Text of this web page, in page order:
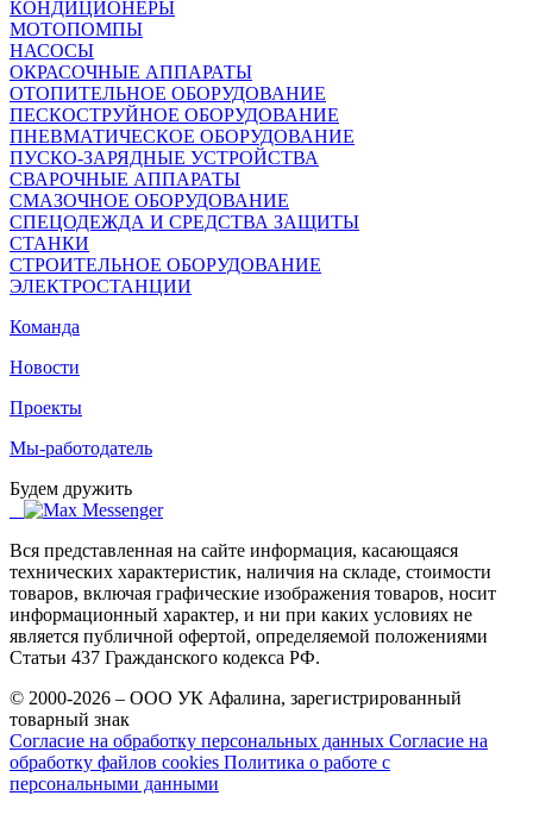
КОНДИЦИОНЕРЫ
МОТОПОМПЫ
НАСОСЫ
ОКРАСОЧНЫЕ АППАРАТЫ
ОТОПИТЕЛЬНОЕ ОБОРУДОВАНИЕ
ПЕСКОСТРУЙНОЕ ОБОРУДОВАНИЕ
ПНЕВМАТИЧЕСКОЕ ОБОРУДОВАНИЕ
ПУСКО-ЗАРЯДНЫЕ УСТРОЙСТВА
СВАРОЧНЫЕ АППАРАТЫ
СМАЗОЧНОЕ ОБОРУДОВАНИЕ
СПЕЦОДЕЖДА И СРЕДСТВА ЗАЩИТЫ
СТАНКИ
СТРОИТЕЛЬНОЕ ОБОРУДОВАНИЕ
ЭЛЕКТРОСТАНЦИИ
Команда
Новости
Проекты
Мы-работодатель
Будем дружить
Вся представленная на сайте информация, касающаяся
технических характеристик, наличия на складе, стоимости
товаров, включая графические изображения товаров, носит
информационный характер, и ни при каких условиях не
является публичной офертой, определяемой положениями
Статьи 437 Гражданского кодекса РФ.
© 2000-2026 – ООО УК Афалина, зарегистрированный
товарный знак
Согласие на обработку персональных данных Согласие на
обработку файлов cookies Политика о работе с
персональными данными